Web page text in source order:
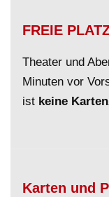
FREIE
Theater und
Minuten vor
ist keine
Karten und